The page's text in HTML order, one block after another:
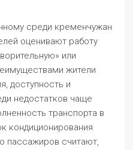
среди кременчужан
оценивают работу
или
жители
доступность и
недостатков чаще
транспорта в
кондиционирования
пассажиров считают,